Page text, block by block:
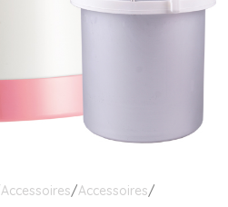
Accessoires Accessoires